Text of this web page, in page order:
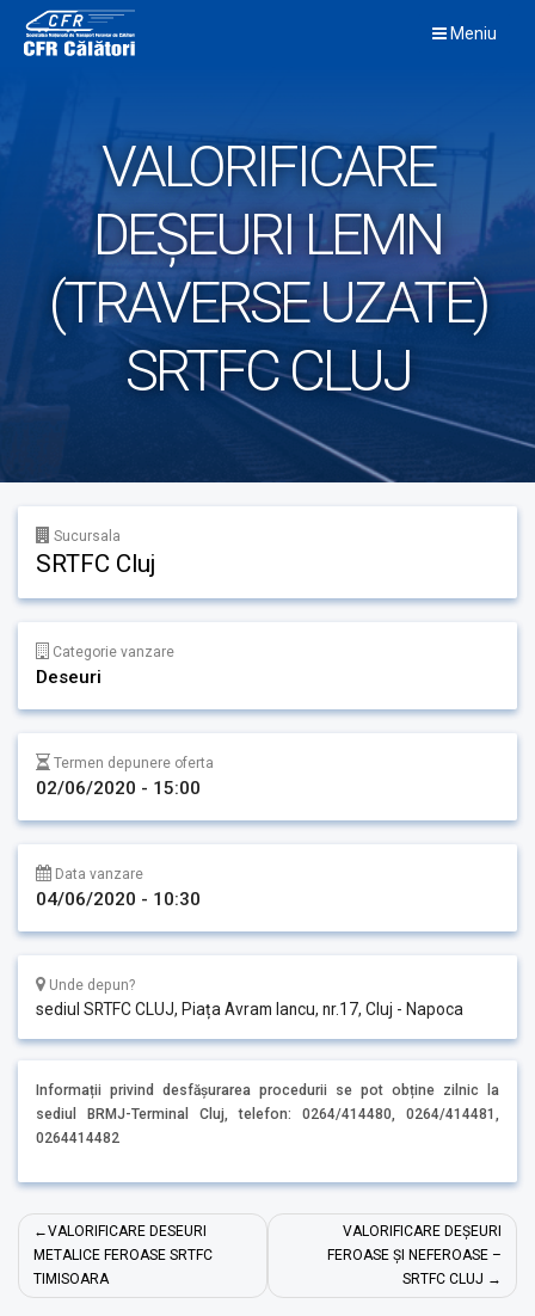
content
Meniu
VALORIFICARE
DEȘEURI LEMN
(TRAVERSE UZATE)
SRTFC CLUJ
Sucursala
SRTFC Cluj
Categorie vanzare
Deseuri
Termen depunere oferta
02/06/2020 - 15:00
Data vanzare
04/06/2020 - 10:30
Unde depun?
sediul SRTFC CLUJ, Piața Avram Iancu, nr.17, Cluj - Napoca
Informații privind desfășurarea procedurii se pot obține zilnic la
sediul BRMJ-Terminal Cluj, telefon: 0264/414480, 0264/414481,
0264414482
Post
navigation
VALORIFICARE DESEURI
METALICE FEROASE SRTFC
TIMISOARA
VALORIFICARE DEȘEURI
FEROASE ȘI NEFEROASE –
SRTFC CLUJ